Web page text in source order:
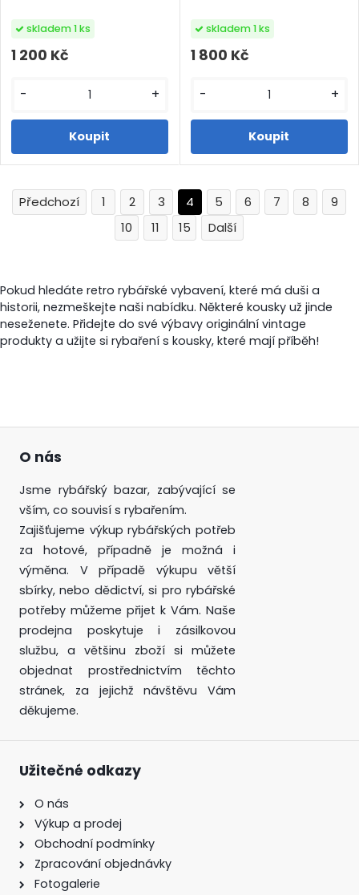
1 200 Kč
skladem 1 ks
- +
1 800 Kč
skladem 1 ks
- +
1 2 3 4 5 6 7 8
9
10
11 15
Pokud hledáte retro rybářské vybavení, které má duši a
historii, nezmeškejte naši nabídku. Některé kousky už jinde
neseženete. Přidejte do své výbavy originální vintage
produkty a užijte si rybaření s kousky, které mají příběh!
O nás
Jsme rybářský bazar, zabývající se
vším, co souvisí s rybařením.
Zajišťujeme výkup rybářských potřeb
za hotové, případně je možná i
výměna. V případě výkupu větší
sbírky, nebo dědictví, si pro rybářské
potřeby můžeme přijet k Vám. Naše
prodejna poskytuje i zásilkovou
službu, a většinu zboží si můžete
objednat prostřednictvím těchto
stránek, za jejichž návštěvu Vám
děkujeme.
Užitečné odkazy
O nás
Výkup a prodej
Obchodní podmínky
Zpracování objednávky
Fotogalerie